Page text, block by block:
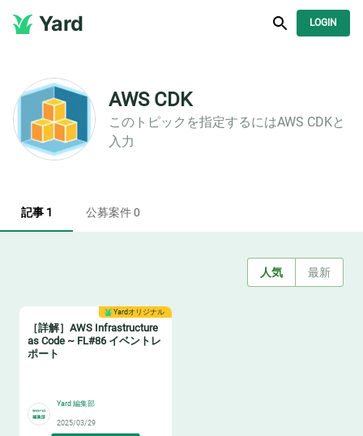
Yard LOGIN
AWS CDK
このトピックを指定するにはAWS CDKと
入力
記事 1 公募案件 0
人気 最新
Yardオリジナル
［詳解］AWS Infrastructure
as Code ~ FL#86 イベントレ
ポート
Yard 編集部
2025/03/29